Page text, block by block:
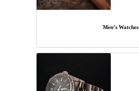
Men’s Watches